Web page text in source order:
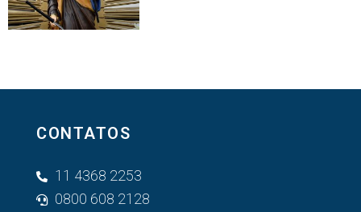
CONTATOS
11 4368 2253
0800 608 2128